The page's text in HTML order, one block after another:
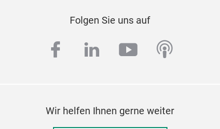
Folgen Sie uns auf
facebook
linkedinyoutube
Wir helfen Ihnen gerne weiter